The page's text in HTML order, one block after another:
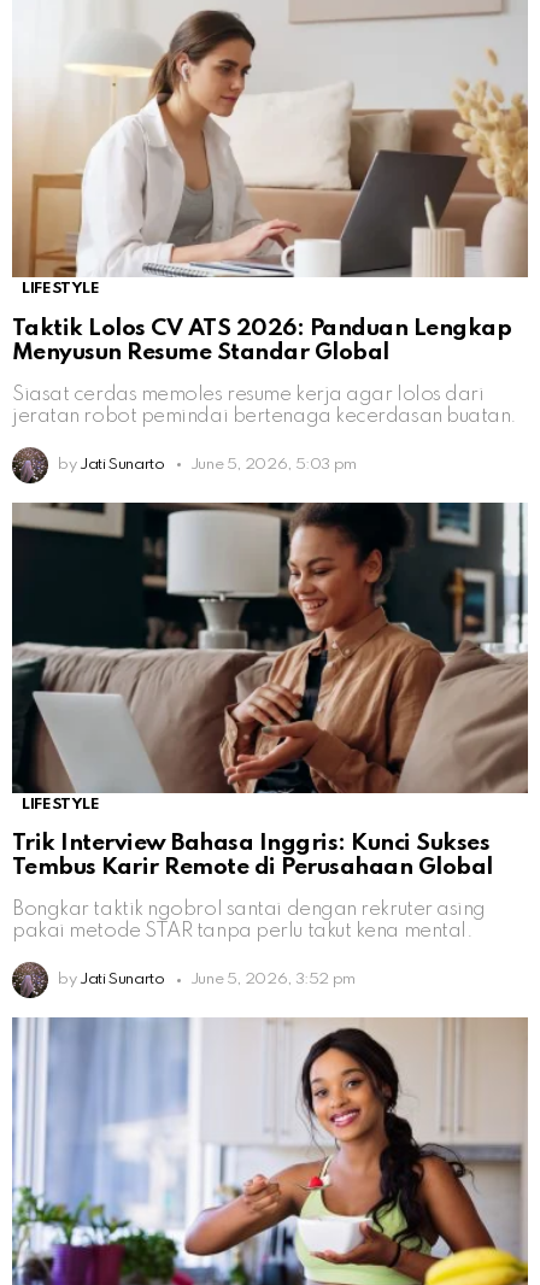
LIFESTYLE
Taktik Lolos CV ATS 2026: Panduan Lengkap
Menyusun Resume Standar Global
Siasat cerdas memoles resume kerja agar lolos dari
jeratan robot pemindai bertenaga kecerdasan buatan.
by Jati Sunarto June 5, 2026, 5:03 pm
LIFESTYLE
Trik Interview Bahasa Inggris: Kunci Sukses
Tembus Karir Remote di Perusahaan Global
Bongkar taktik ngobrol santai dengan rekruter asing
pakai metode STAR tanpa perlu takut kena mental.
by Jati Sunarto June 5, 2026, 3:52 pm